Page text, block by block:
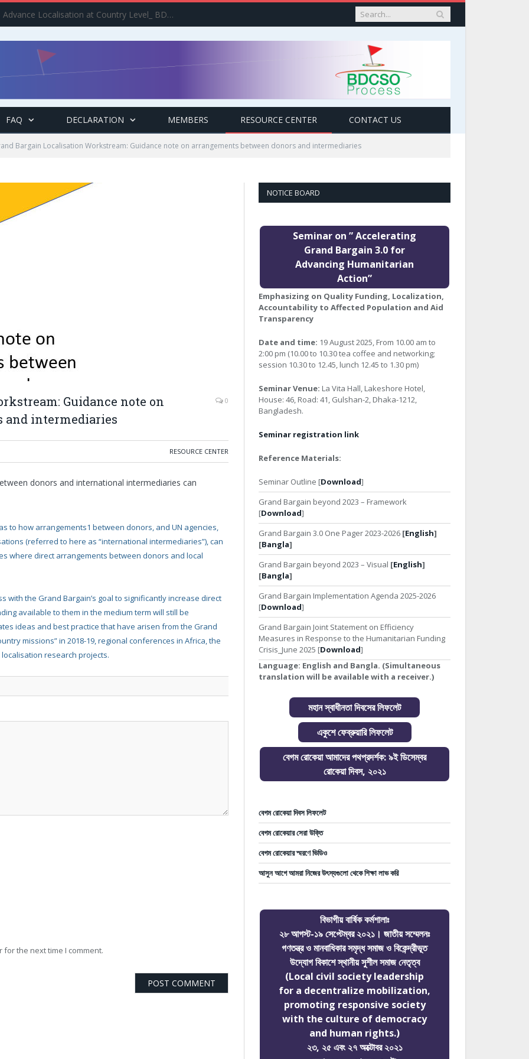
Implement the Agenda : Advance Localisation at Country Level_ BDCSO COAST 2025 Survey Report Findings on the Grand Bargain 3.0 Implementation
FAQ DECLARATION MEMBERS RESOURCE CENTER CONTACT US
Bargain Localisation Workstream: Guidance note on arrangements between donors and intermediaries
Guidance note on
and intermediaries
0
RESOURCE CENTER
donors and international intermediaries can
to how arrangements1 between donors, and UN agencies,
(referred to here as “international intermediaries”), can
where direct arrangements between donors and local
the Grand Bargain’s goal to significantly increase direct
available to them in the medium term will still be
ideas and best practice that have arisen from the Grand
missions” in 2018-19, regional conferences in Africa, the
research projects.
the next time I comment.
NOTICE BOARD
Seminar on ” Accelerating
Grand Bargain 3.0 for
Advancing Humanitarian
Action”
Emphasizing on Quality Funding, Localization,
Accountability to Affected Population and Aid
Transparency
Date and time: 19 August 2025, From 10.00 am to
2:00 pm (10.00 to 10.30 tea coffee and networking;
session 10.30 to 12.45, lunch 12.45 to 1.30 pm)
Seminar Venue: La Vita Hall, Lakeshore Hotel,
House: 46, Road: 41, Gulshan-2, Dhaka-1212,
Bangladesh.
Seminar registration link
Reference Materials:
Seminar Outline [Download]
Grand Bargain beyond 2023 – Framework
[Download]
Grand Bargain 3.0 One Pager 2023-2026 [English]
[Bangla]
Grand Bargain beyond 2023 – Visual [English]
[Bangla]
Grand Bargain Implementation Agenda 2025-2026
[Download]
Grand Bargain Joint Statement on Efficiency
Measures in Response to the Humanitarian Funding
Crisis_June 2025 [Download]
Language: English and Bangla. (Simultaneous
translation will be available with a receiver.)
মহান স্বাধীনতা দিবসের লিফলেট
একুশে ফেব্রুয়ারি লিফলেট
বেগম রোকেয়া আমাদের পথপ্রদর্শক: ৯ই ডিসেম্বর
রোকেয়া দিবস, ২০২১
বেগম রোকেয়া দিবস লিফলেট
বেগম রোকেয়ার সেরা উক্তি
বেগম রোকেয়ার স্মরণে ভিডিও
আসুন আগে আমরা নিজের উৎস্যগুলো থেকে শিক্ষা লাভ করি
বিভাগীয় বার্ষিক কর্মশালাঃ
২৮ আগস্ট-১৯ সেপ্টেম্বর ২০২১। জাতীয় সম্মেলনঃ
গণতন্ত্র ও মানবাধিকার সমৃদ্ধ সমাজ ও বিকেন্দ্রীভূত
উদ্যোগ বিকাশে স্থানীয় সুশীল সমাজ নেতৃত্ব
(Local civil society leadership
for a decentralize mobilization,
promoting responsive society
with the culture of democracy
and human rights.)
২৩, ২৫ এবং ২৭ অক্টোবর ২০২১